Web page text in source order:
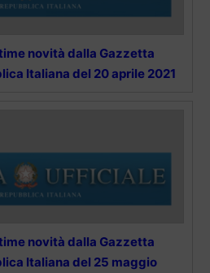
novità dalla Gazzetta
Italiana del 20 aprile 2021
novità dalla Gazzetta
Italiana del 25 maggio